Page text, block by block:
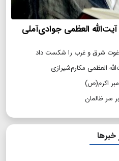
آیت‌الله العظمی جوادی‌آملی
شرق و غرب را شکست داد
العظمی مکارم‌شیرازی
اکرم(ص)
سر ظالمان
خبرها